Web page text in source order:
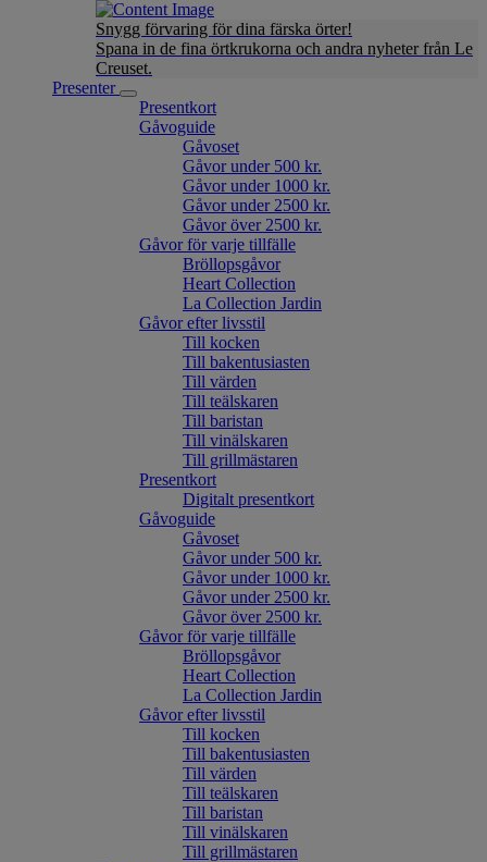
Snygg förvaring för dina färska örter!
Spana in de fina örtkrukorna och andra nyheter från Le
Creuset.
Presenter
Presentkort
Gåvoguide
Gåvoset
Gåvor under 500 kr.
Gåvor under 1000 kr.
Gåvor under 2500 kr.
Gåvor över 2500 kr.
Gåvor för varje tillfälle
Bröllopsgåvor
Heart Collection
La Collection Jardin
Gåvor efter livsstil
Till kocken
Till bakentusiasten
Till värden
Till teälskaren
Till baristan
Till vinälskaren
Till grillmästaren
Presentkort
Digitalt presentkort
Gåvoguide
Gåvoset
Gåvor under 500 kr.
Gåvor under 1000 kr.
Gåvor under 2500 kr.
Gåvor över 2500 kr.
Gåvor för varje tillfälle
Bröllopsgåvor
Heart Collection
La Collection Jardin
Gåvor efter livsstil
Till kocken
Till bakentusiasten
Till värden
Till teälskaren
Till baristan
Till vinälskaren
Till grillmästaren